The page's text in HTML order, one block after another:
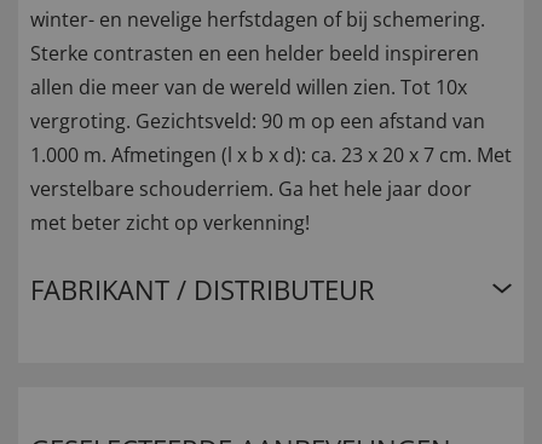
winter- en nevelige herfstdagen of bij schemering.
Sterke contrasten en een helder beeld inspireren
allen die meer van de wereld willen zien. Tot 10x
vergroting. Gezichtsveld: 90 m op een afstand van
1.000 m. Afmetingen (l x b x d): ca. 23 x 20 x 7 cm. Met
verstelbare schouderriem. Ga het hele jaar door
met beter zicht op verkenning!
FABRIKANT / DISTRIBUTEUR